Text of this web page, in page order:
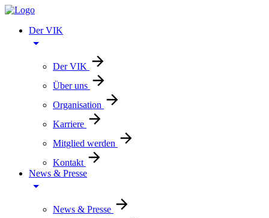
Der VIK
Der VIK
Über uns
Organisation
Karriere
Mitglied werden
Kontakt
News & Presse
News & Presse